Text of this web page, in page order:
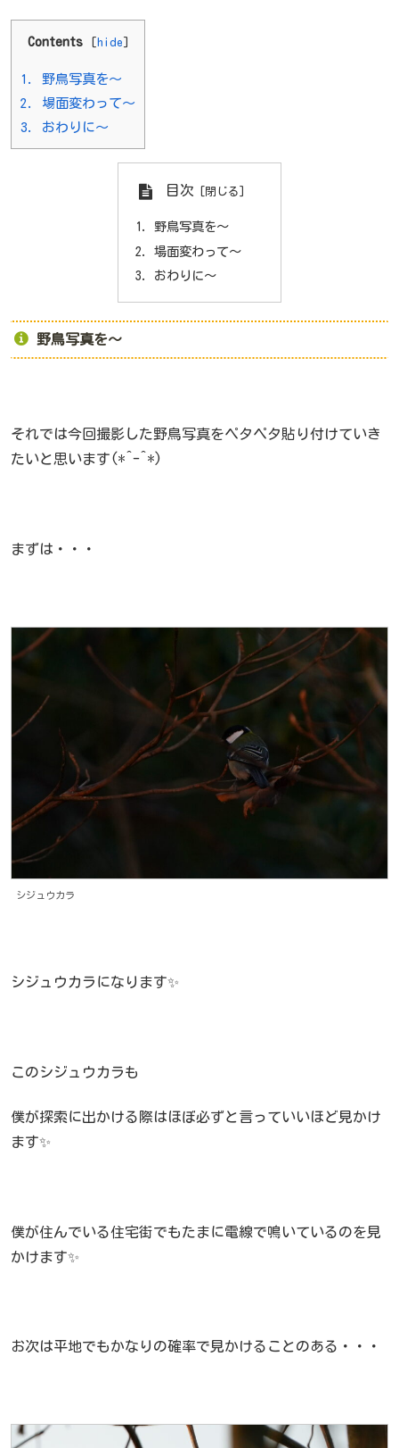
Contents [ hide ]
1.
野鳥写真を～
2.
場面変わって～
3.
おわりに～
目次
野鳥写真を～
場面変わって～
おわりに～
野鳥写真を～
それでは今回撮影した野鳥写真をペタペタ貼り付けていき
たいと思います(*^-^*)
まずは・・・
シジュウカラ
シジュウカラになります✨
このシジュウカラも
僕が探索に出かける際はほぼ必ずと言っていいほど見かけ
ます✨
僕が住んでいる住宅街でもたまに電線で鳴いているのを見
かけます✨
お次は平地でもかなりの確率で見かけることのある・・・